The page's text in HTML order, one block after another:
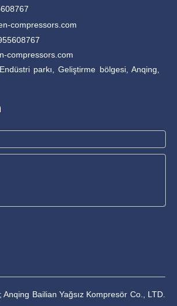
compressors.com
compressors.com
parkı, Geliştirme bölgesi, Anqing,
Anqing Bailian Yağsız Kompresör Co., LTD.